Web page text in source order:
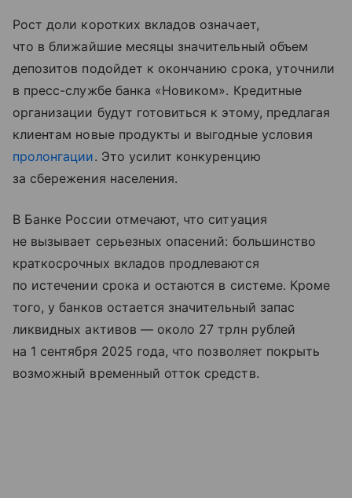
Рост доли коротких вкладов означает,
что в ближайшие месяцы значительный объем
депозитов подойдет к окончанию срока, уточнили
в пресс-службе банка «Новиком». Кредитные
организации будут готовиться к этому, предлагая
клиентам новые продукты и выгодные условия
пролонгации. Это усилит конкуренцию
за сбережения населения.
В Банке России отмечают, что ситуация
не вызывает серьезных опасений: большинство
краткосрочных вкладов продлеваются
по истечении срока и остаются в системе. Кроме
того, у банков остается значительный запас
ликвидных активов — около 27 трлн рублей
на 1 сентября 2025 года, что позволяет покрыть
возможный временный отток средств.